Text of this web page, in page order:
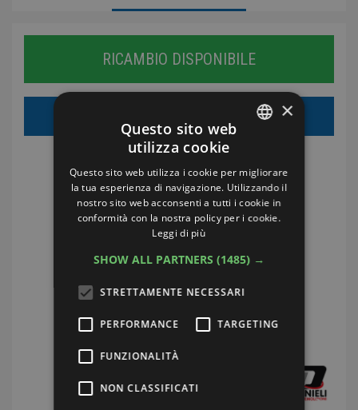
RICAMBIO DISPONIBILE
Costi di spedizione:€5.00
ENGLISH
GERMAN
×
Questo sito web
utilizza cookie
Questo sito web utilizza i cookie per migliorare
la tua esperienza di navigazione. Utilizzando il
nostro sito web acconsenti a tutti i cookie in
conformità con la nostra policy per i cookie.
Leggi di più
SHOW ALL PARTNERS (1485) →
STRETTAMENTE NECESSARI
PERFORMANCE TARGETING
FUNZIONALITÀ
NON CLASSIFICATI